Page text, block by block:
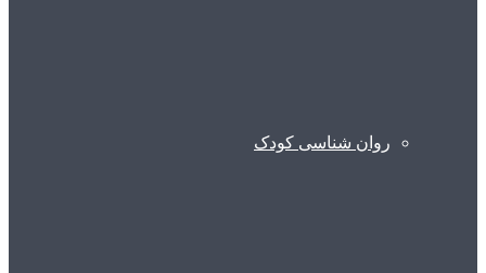
روان شناسی کودک